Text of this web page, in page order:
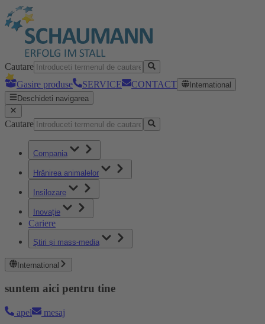
Cautare
Gasire produse
SERVICE CONTACT
International
Deschideti navigarea
Cautare
Compania
Hrănirea animalelor
Insilozare
Inovaţie
Cariere
Știri și mass-media
International
suntem aici pentru tine
apel mesaj